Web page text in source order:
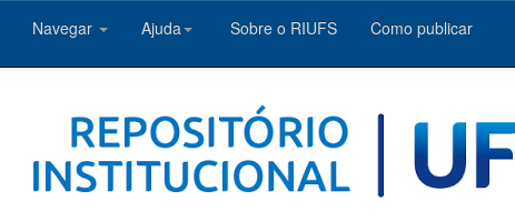
Navegar Ajuda Sobre o RIUFS Como publicar